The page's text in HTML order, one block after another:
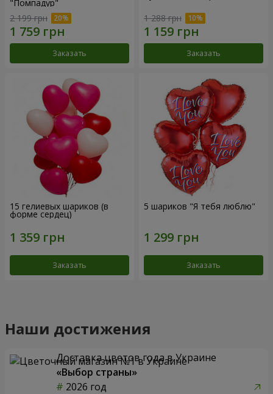
"Помпадур"
2 199 грн
Заказать
1 288 грн
Заказать
15 гелиевых шариков (в
форме сердец)
Заказать
5 шариков "Я тебя люблю"
Заказать
Наши достижения
Доставка цветов года в Украине
«Выбор страны»
2026 год